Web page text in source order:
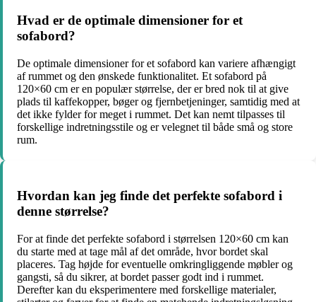
Hvad er de optimale dimensioner for et
sofabord?
De optimale dimensioner for et sofabord kan variere afhængigt
af rummet og den ønskede funktionalitet. Et sofabord på
120×60 cm er en populær størrelse, der er bred nok til at give
plads til kaffekopper, bøger og fjernbetjeninger, samtidig med at
det ikke fylder for meget i rummet. Det kan nemt tilpasses til
forskellige indretningsstile og er velegnet til både små og store
rum.
Hvordan kan jeg finde det perfekte sofabord i
denne størrelse?
For at finde det perfekte sofabord i størrelsen 120×60 cm kan
du starte med at tage mål af det område, hvor bordet skal
placeres. Tag højde for eventuelle omkringliggende møbler og
gangsti, så du sikrer, at bordet passer godt ind i rummet.
Derefter kan du eksperimentere med forskellige materialer,